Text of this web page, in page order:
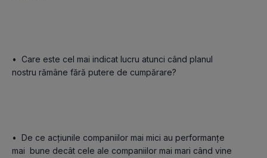
•	Care este cel mai indicat lucru atunci când planul
nostru rămâne fără putere de cumpărare?
•	De ce acțiunile companiilor mai mici au performanțe
mai  bune decât cele ale companiilor mai mari când vine